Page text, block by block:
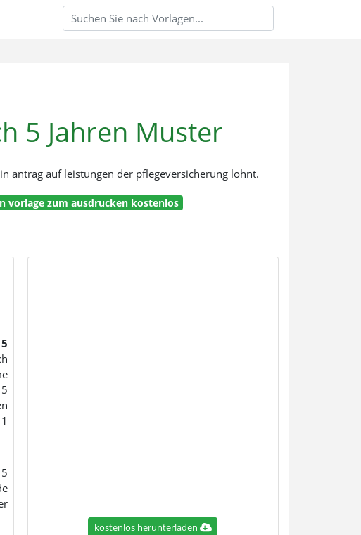
5 Jahren Muster
antrag auf leistungen der pflegeversicherung lohnt.
vorlage zum ausdrucken kostenlos
kostenlos herunterladen